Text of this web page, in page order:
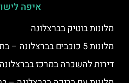
איפה
מלונות בוטיק בברצלונה
מלונות 5 כוכבים בברצלונה – בתי מלון יוקרתיים
דירות להשכרה במרכז בברצלונה